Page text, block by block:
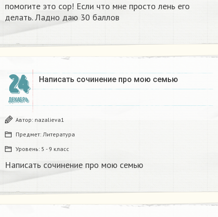
помогите это сор! Если что мне просто лень его
делать. Ладно даю 30 баллов​
24
ДЕКАБРЬ
Написать сочинение про мою семью ​
Автор: nazalieva1
Предмет: Литература
Уровень: 5 - 9 класс
Написать сочинение про мою семью ​